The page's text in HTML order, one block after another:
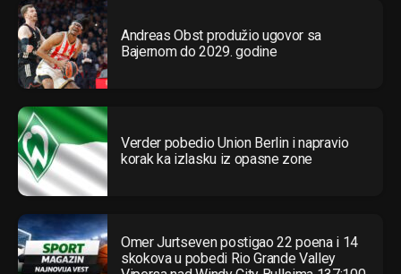
Andreas Obst produžio ugovor sa
Bajernom do 2029. godine
Verder pobedio Union Berlin i napravio
korak ka izlasku iz opasne zone
Omer Jurtseven postigao 22 poena i 14
skokova u pobedi Rio Grande Valley